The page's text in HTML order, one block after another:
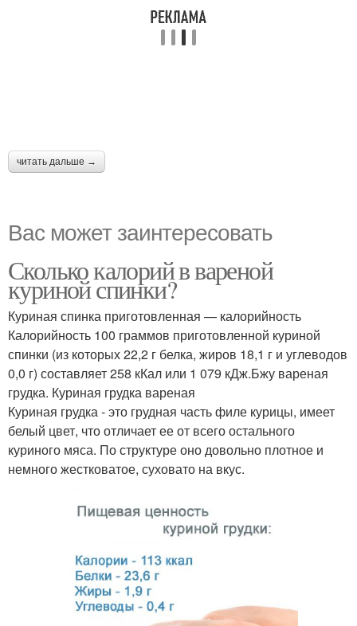
читать дальше →
Вас может заинтересовать
Сколько калорий в вареной
куриной спинки?
Куриная спинка приготовленная — калорийность
Калорийность 100 граммов приготовленной куриной
спинки (из которых 22,2 г белка, жиров 18,1 г и углеводов
0,0 г) составляет 258 кКал или 1 079 кДж.Бжу вареная
грудка. Куриная грудка вареная
Куриная грудка - это грудная часть филе курицы, имеет
белый цвет, что отличает ее от всего остального
куриного мяса. По структуре оно довольно плотное и
немного жестковатое, суховато на вкус.